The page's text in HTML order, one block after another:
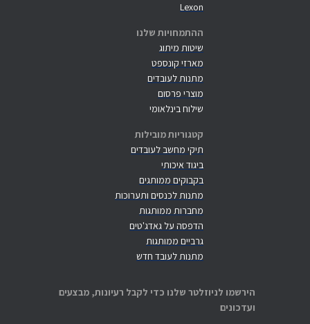
Lexon
ההתמחויות שלנו
שיטות מיתוג
מארזי קונספט
מתנות לעובדים
מוצרי פרסום
שילוח בינלאומי
קטגוריות מובילות
תיקי מחשב לעובדים
ביגוד איכותי
בקבוקים ממותגים
מתנות לכנסים ותערוכות
מחברות ממותגות
הדפסה על גאדג'טים
גרביים ממותגות
מתנות לעובד חדש
הירשמו לניוזלטר שלנו כדי לקבל רעיונות, מבצעים
ועדכונים